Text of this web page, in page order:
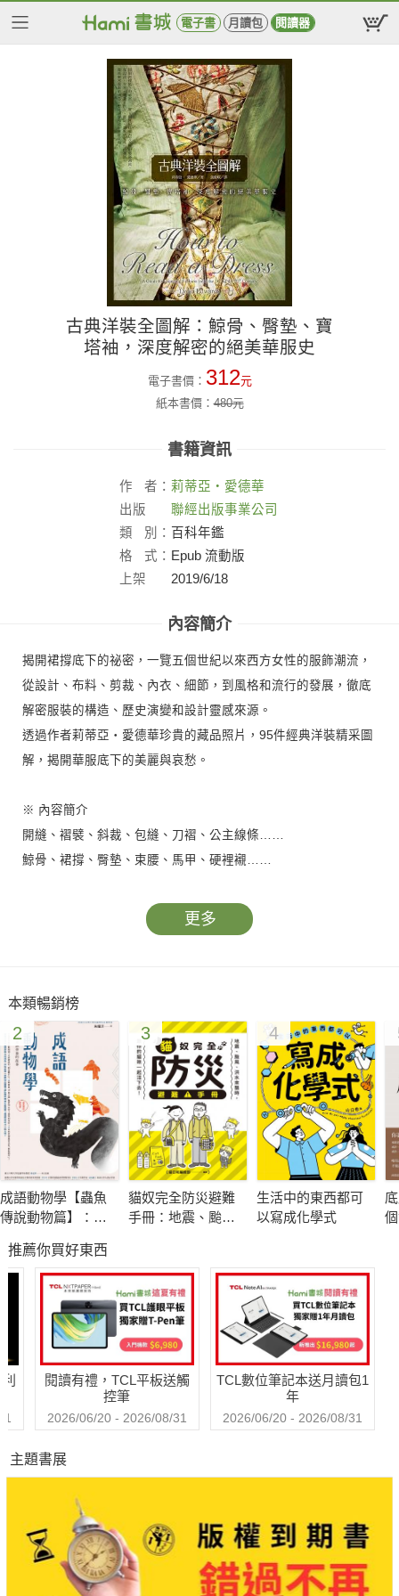
電子書 月讀包 閱讀器
古典洋裝全圖解：鯨骨、臀墊、寶
塔袖，深度解密的絕美華服史
電子書價： 312元
紙本書價：480元
書籍資訊
作 者： 莉蒂亞‧愛德華
出版
社：
聯經出版事業公司
類
別： 百科年鑑
格
式： Epub 流動版
上架
2019/6/18
內容簡介
揭開裙撐底下的祕密，一覽五個世紀以來西方女性的服飾潮流，
從設計、布料、剪裁、內衣、細節，到風格和流行的發展，徹底
解密服裝的構造、歷史演變和設計靈感來源。
透過作者莉蒂亞‧愛德華珍貴的藏品照片，95件經典洋裝精采圖
解，揭開華服底下的美麗與哀愁。
※ 內容簡介
開縫、褶襞、斜裁、包縫、刀褶、公主線條……
鯨骨、裙撐、臀墊、束腰、馬甲、硬裡襯……
羊腿袖、霍布裙、昂格瓊、藕節袖、車輪式皺褶領……
迭、審美觀念的改變，以及整個時代歷史大環境的推進。但更私
密也更隱微的，每一件洋裝都代表了一個女子的夢想、盼望、自
信與追求。
莉蒂亞‧愛德華在《古典洋裝全圖解：鯨骨、臀墊、寶塔袖，深
度解密的絕美華服史》這本書裡，按序將420年的服裝演變完整
陳列，利用古代服裝的彩圖加強說明，並描繪其重要特徵，同時
突顯隨著時間推移的變化和差異，從設計、布料、剪裁、內衣、
細節，到風格和流行的發展，讓讀者了解到服裝的構造、歷史演
變和設計靈感來源，她同時細說如何根據衣著辨識穿衣者的階
《古典洋裝全圖解》為讀者提供洋裝演進知識，是每位學服裝設
計的學生、歷史文化研究者和任何對時尚歷史感興趣的人的必讀
※ 本書特色
這是一本難得的古典洋裝圖鑑，作者依照不同的年代，從古典繪
史背景、服裝材質、功能、特殊名詞等等。這本賞心悅目又增加
歷史知識的圖鑑，相信喜歡歷史劇的影迷、對時尚有興趣的讀者
※ 名人推薦
英國詩人William Blake說，一粒砂看世界。一件洋裝能看到的，
不只是服裝，而是每個時代經濟、文化甚至權力變化的縮影。本
更多
本類暢銷榜
2
成語動物學【蟲魚
傳說動物篇】：閱
3
貓奴完全防災避難
手冊：地震、颱
下去！
4
生活中的東西都可
以寫成化學式
推薦你買好東西
閱讀有禮，TCL平板送觸
控筆
2026/06/20 - 2026/08/31
TCL數位筆記本送月讀包1
年
2026/06/20 - 2026/08/31
主題書展